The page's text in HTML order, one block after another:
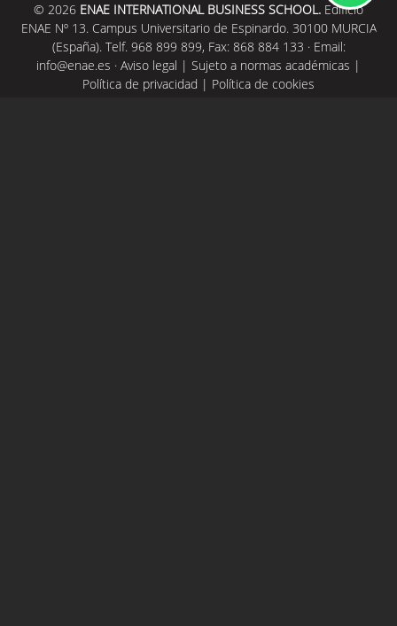
© 2026 ENAE INTERNATIONAL BUSINESS SCHOOL. Edificio
ENAE Nº 13. Campus Universitario de Espinardo. 30100 MURCIA
(España). Telf. 968 899 899, Fax: 868 884 133 · Email:
info@enae.es · Aviso legal | Sujeto a normas académicas |
Política de privacidad | Política de cookies